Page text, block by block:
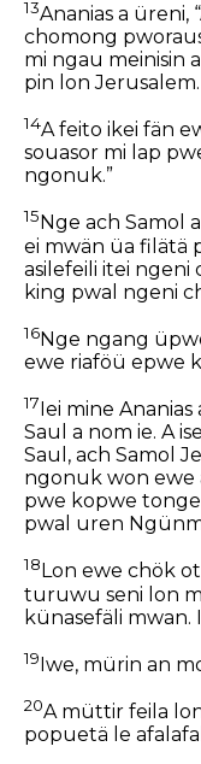
13Ananias a üreni,
chomong
mi ngau meinisin
pin lon Jerusalem.
14A feito ikei fän
souasor mi lap
ngonuk.”
15 Nge ach Samol
ei mwän üa filätä
asilefeili itei
king pwal ngeni
16Nge ngang
ewe riaföü epwe
17 Iei mine
Saul a nom ie. A
Saul, ach Samol
ngonuk won ewe
pwe kopwe
pwal uren
18 Lon ewe chök
turuwu seni lon
künasefäli mwan.
19Iwe, mürin an
20A müttir feila
popuetä le